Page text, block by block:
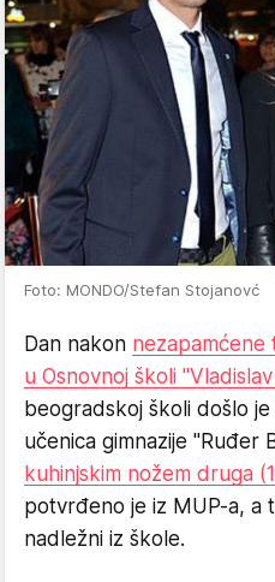
Foto: MONDO/Stefan Stojanovć
Dan nakon nezapamćene
u Osnovnoj školi
beogradskoj školi došlo
učenica gimnazije "Ruđer
kuhinjskim nožem druga
potvrđeno je iz MUP-a, a
nadležni iz škole.